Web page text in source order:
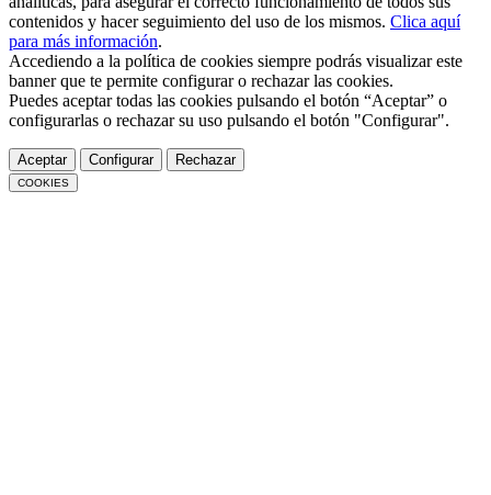
contenidos y hacer seguimiento del uso de los mismos. Clica aquí
para más información.
Accediendo a la política de cookies siempre podrás visualizar este
banner que te permite configurar o rechazar las cookies.
Puedes aceptar todas las cookies pulsando el botón “Aceptar” o
configurarlas o rechazar su uso pulsando el botón "Configurar".
Aceptar Configurar Rechazar
COOKIES